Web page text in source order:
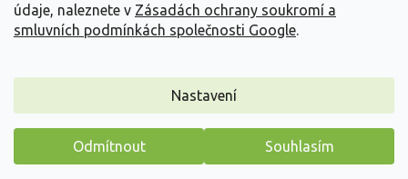
údaje, naleznete v Zásadách ochrany soukromí a
smluvních podmínkách společnosti Google.
Nastavení
Odmítnout Souhlasím
Vytvořil Shoptet
Copyright 2026Zahradnictví Spomyšl. Všechna práva
vyhrazena.
Máme pro vás malý dárek